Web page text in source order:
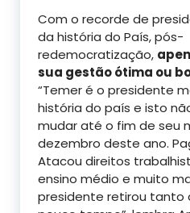
Com o recorde de
da história do País, pós-
redemocratização,
sua gestão ótima ou
“Temer é o presidente
história do país e isto
mudar até o fim de seu
dezembro deste ano.
Atacou direitos
ensino médio e muito
presidente retirou tanto